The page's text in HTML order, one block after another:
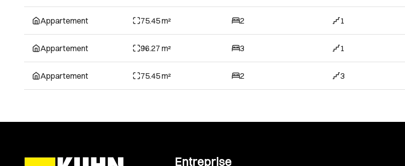
Appartement 75.45 m² 2 1
Appartement 96.27 m² 3 1
Appartement 75.45 m² 2 3
Entreprise